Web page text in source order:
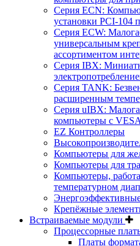
Серия ECN:
установки PCI-104
Серия ECW:
универсальным
ассортиментом
Серия IBX:
Серия TANK:
расширенным
Серия uIBX:
компьютеры с
EZ Контроллеры
Компьютеры для
Компьютеры для
Компьютеры,
температурном
Крепёжные
Встраиваемые модули
Процессорные
Платы